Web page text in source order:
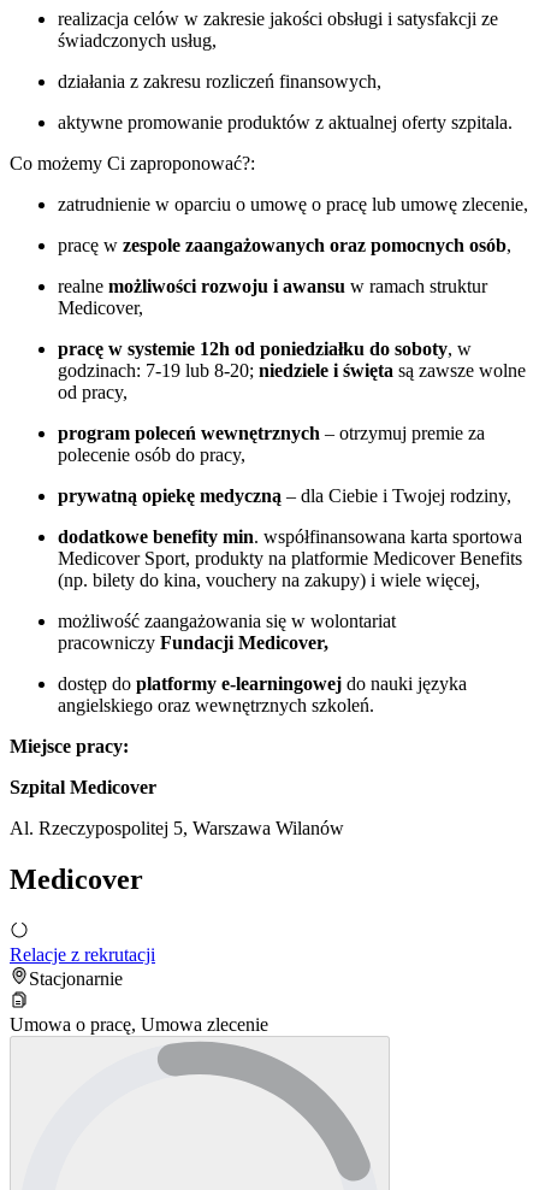
realizacja celów w zakresie jakości obsługi i satysfakcji ze
świadczonych usług,
działania z zakresu rozliczeń finansowych,
aktywne promowanie produktów z aktualnej oferty szpitala.
Co możemy Ci zaproponować?:
zatrudnienie w oparciu o umowę o pracę lub umowę zlecenie,
pracę w zespole zaangażowanych oraz pomocnych osób,
realne możliwości rozwoju i awansu w ramach struktur
Medicover,
pracę w systemie 12h od poniedziałku do soboty, w
godzinach: 7-19 lub 8-20; niedziele i święta są zawsze wolne
od pracy,
program poleceń wewnętrznych – otrzymuj premie za
polecenie osób do pracy,
prywatną opiekę medyczną – dla Ciebie i Twojej rodziny,
dodatkowe benefity min. współfinansowana karta sportowa
Medicover Sport, produkty na platformie Medicover Benefits
(np. bilety do kina, vouchery na zakupy) i wiele więcej,
możliwość zaangażowania się w wolontariat
pracowniczy Fundacji Medicover,
dostęp do platformy e-learningowej do nauki języka
angielskiego oraz wewnętrznych szkoleń.
Miejsce pracy:
Szpital Medicover
Al. Rzeczypospolitej 5, Warszawa Wilanów
Medicover
Relacje z rekrutacji
Stacjonarnie
Umowa o pracę, Umowa zlecenie